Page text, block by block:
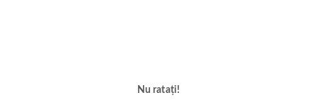
Nu ratați!